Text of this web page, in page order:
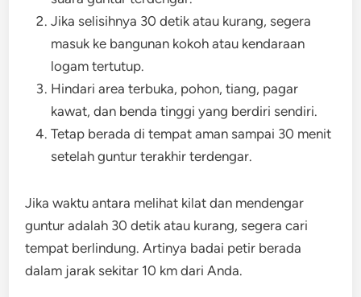
Jika selisihnya 30 detik atau kurang, segera
masuk ke bangunan kokoh atau kendaraan
logam tertutup.
Hindari area terbuka, pohon, tiang, pagar
kawat, dan benda tinggi yang berdiri sendiri.
Tetap berada di tempat aman sampai 30 menit
setelah guntur terakhir terdengar.
Jika waktu antara melihat kilat dan mendengar
guntur adalah 30 detik atau kurang, segera cari
tempat berlindung. Artinya badai petir berada
dalam jarak sekitar 10 km dari Anda.